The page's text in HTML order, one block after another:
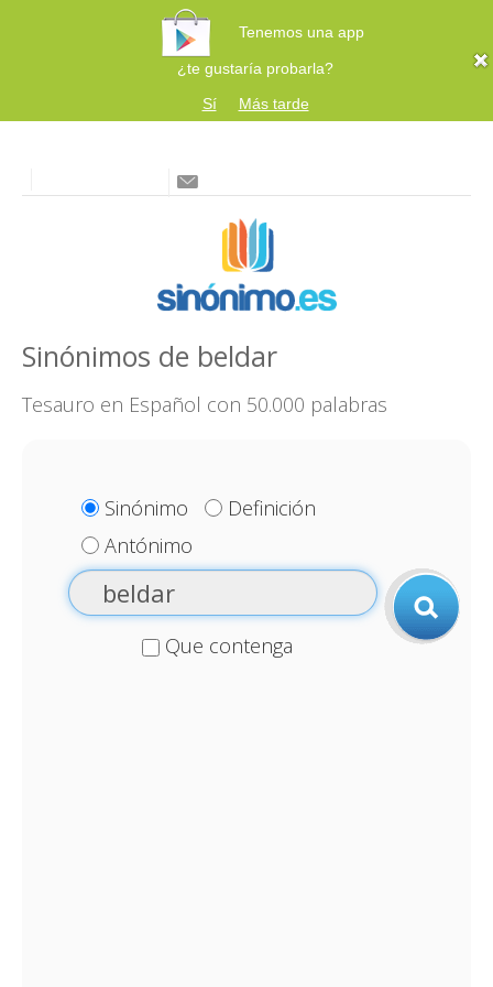
Tenemos una app
¿te gustaría probarla?
Sí
Más tarde
Sinónimos de beldar
Tesauro en Español con 50.000 palabras
Sinónimo
Definición
Antónimo
Que contenga